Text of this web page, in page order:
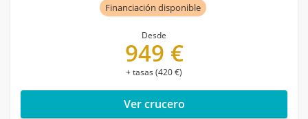
Financiación disponible
Desde
949 €
+ tasas (420 €)
Ver crucero